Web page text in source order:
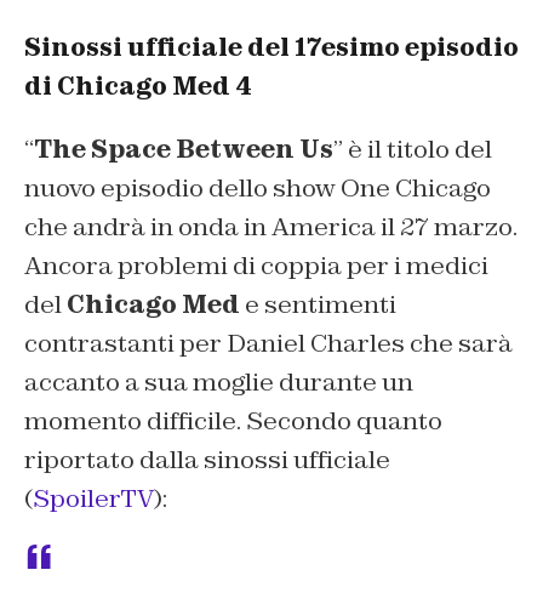
Sinossi ufficiale del 17esimo episodio
di Chicago Med 4
“The Space Between Us” è il titolo del
nuovo episodio dello show One Chicago
che andrà in onda in America il 27 marzo.
Ancora problemi di coppia per i medici
delChicago Med e sentimenti
contrastanti per Daniel Charles che sarà
accanto a sua moglie durante un
momento difficile. Secondo quanto
riportato dalla sinossi ufficiale
(SpoilerTV):